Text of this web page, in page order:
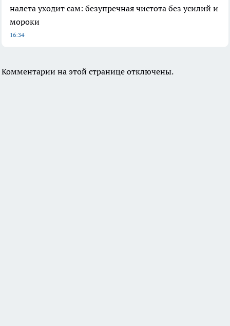
налета уходит сам: безупречная чистота без усилий и
мороки
16:34
Комментарии на этой странице отключены.